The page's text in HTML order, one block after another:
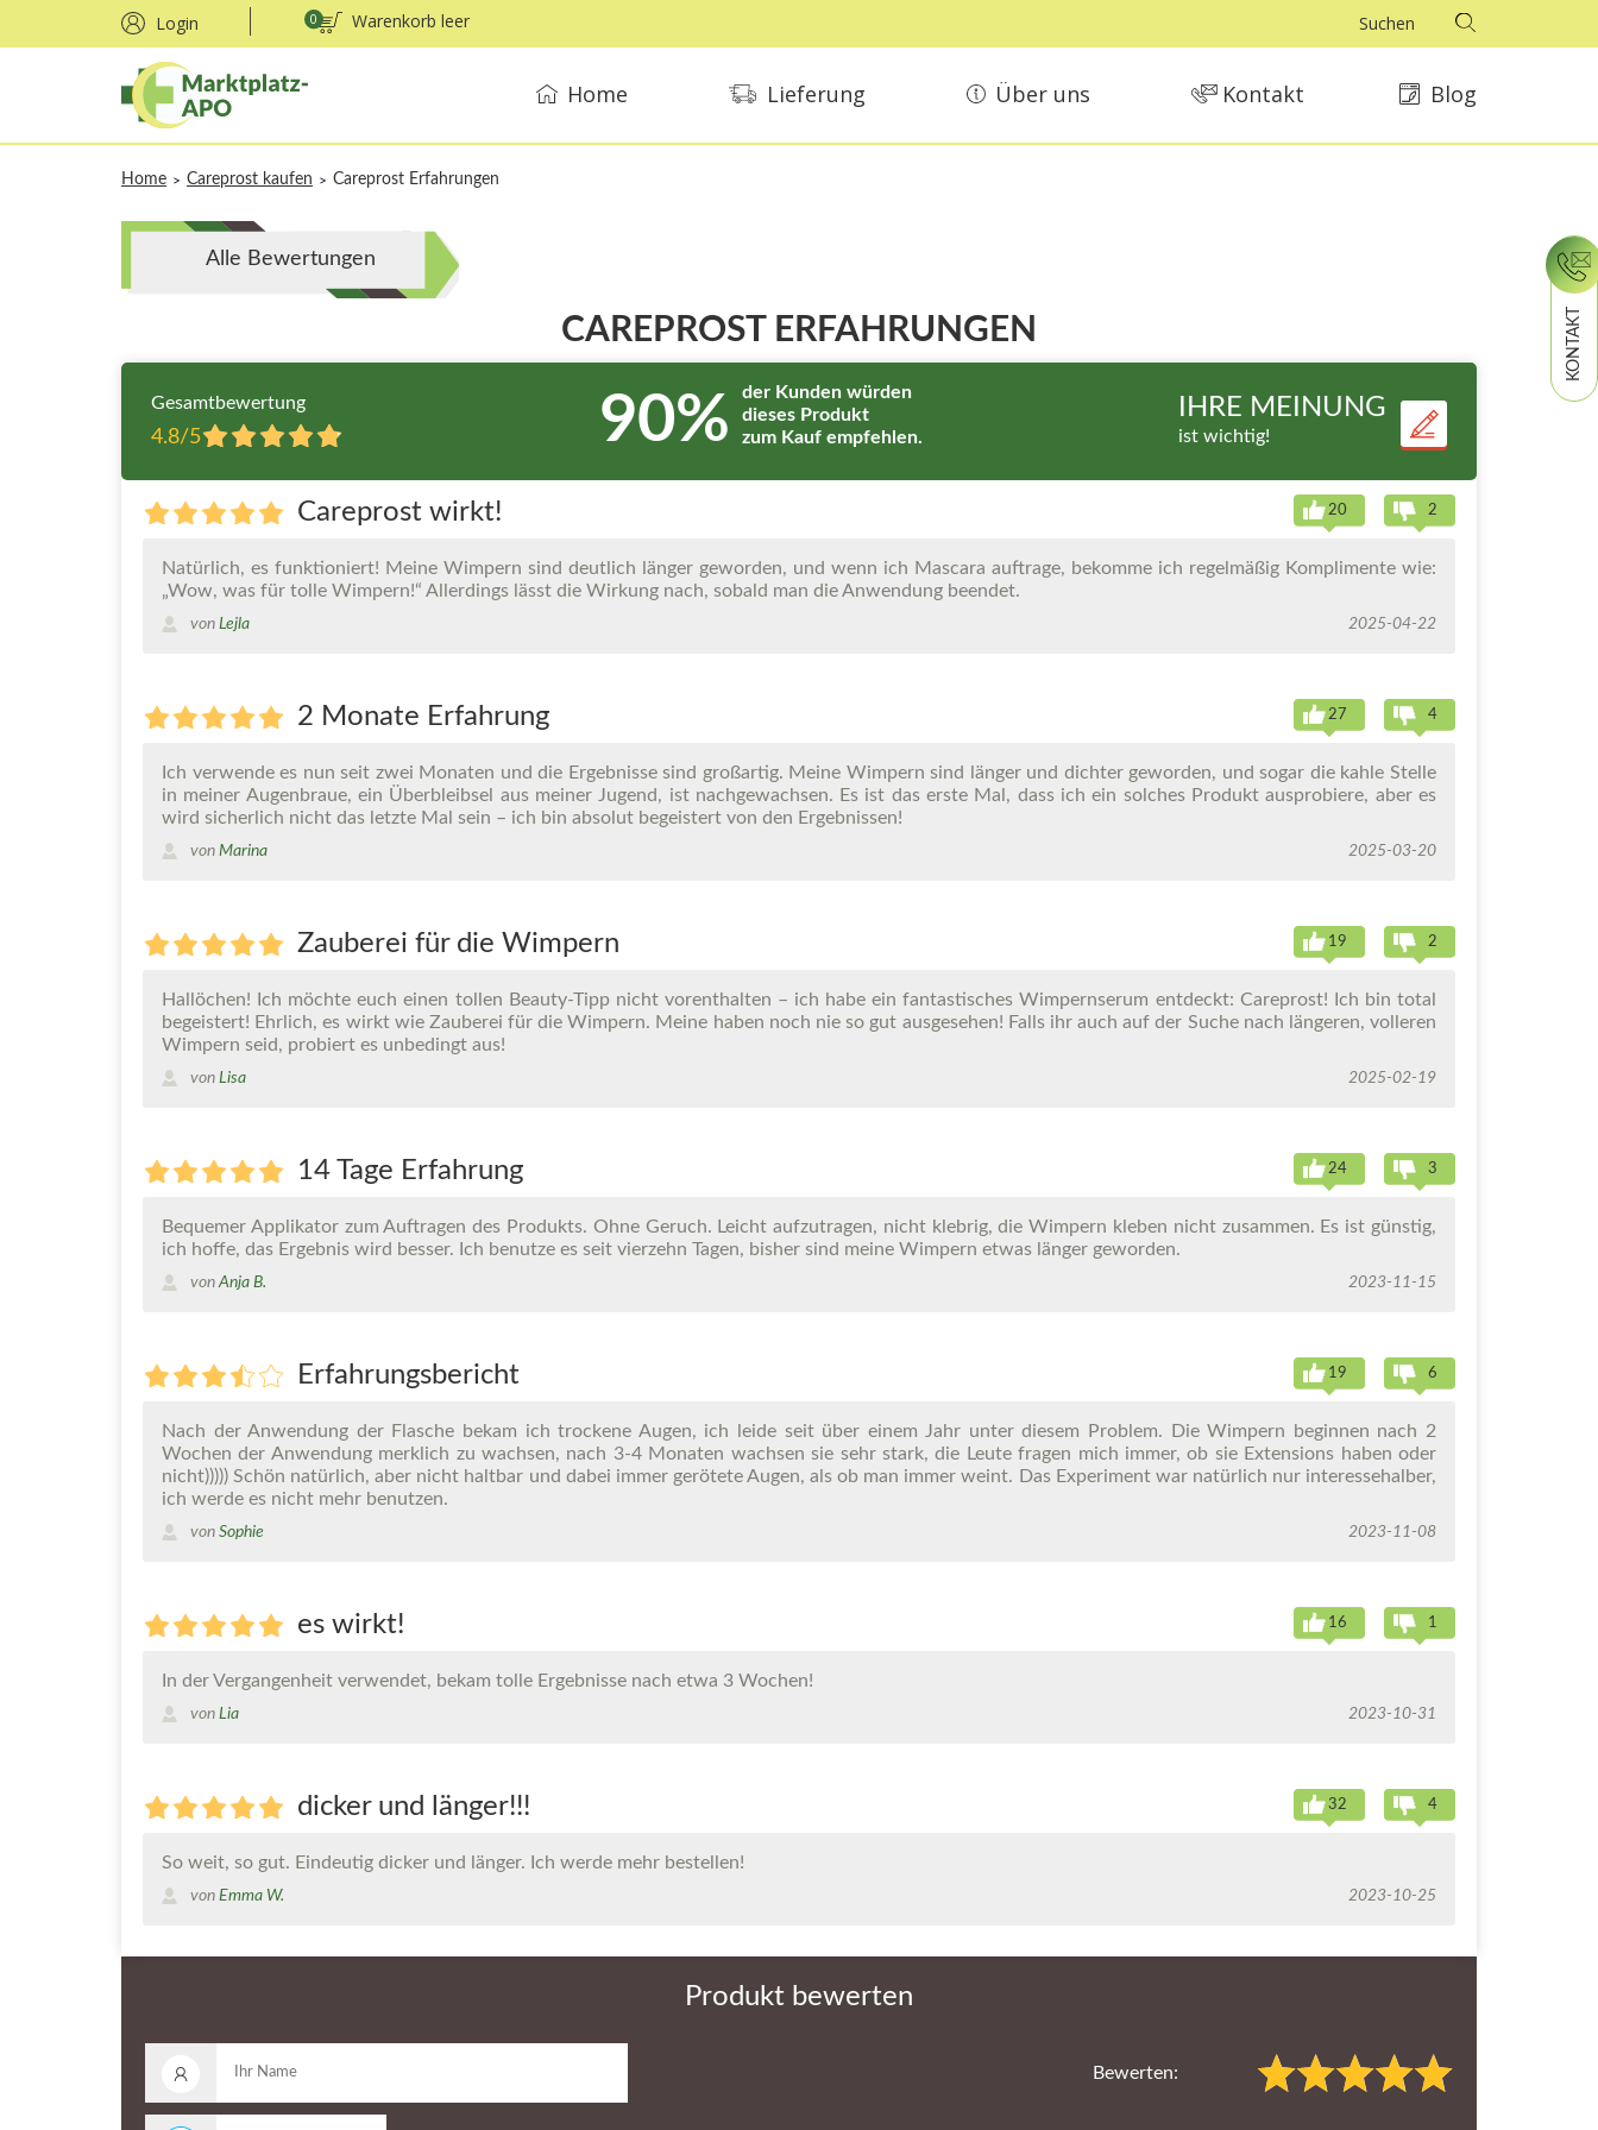
KONTAKT
Login 0 Warenkorb leer
Home Lieferung Über uns Kontakt Blog
Home > Careprost kaufen > Careprost Erfahrungen
Alle Bewertungen
CAREPROST ERFAHRUNGEN
Gesamtbewertung
4.8/5 90%
der Kunden würden
dieses Produkt
zum Kauf empfehlen.
IHRE MEINUNG
ist wichtig!
Careprost wirkt! 20 2
Natürlich, es funktioniert! Meine Wimpern sind deutlich länger geworden, und wenn ich Mascara auftrage, bekomme ich regelmäßig Komplimente wie:
„Wow, was für tolle Wimpern!“ Allerdings lässt die Wirkung nach, sobald man die Anwendung beendet.
von Lejla 2025-04-22
2 Monate Erfahrung 27 4
Ich verwende es nun seit zwei Monaten und die Ergebnisse sind großartig. Meine Wimpern sind länger und dichter geworden, und sogar die kahle Stelle
in meiner Augenbraue, ein Überbleibsel aus meiner Jugend, ist nachgewachsen. Es ist das erste Mal, dass ich ein solches Produkt ausprobiere, aber es
wird sicherlich nicht das letzte Mal sein – ich bin absolut begeistert von den Ergebnissen!
von Marina 2025-03-20
Zauberei für die Wimpern 19 2
Hallöchen! Ich möchte euch einen tollen Beauty-Tipp nicht vorenthalten – ich habe ein fantastisches Wimpernserum entdeckt: Careprost! Ich bin total
begeistert! Ehrlich, es wirkt wie Zauberei für die Wimpern. Meine haben noch nie so gut ausgesehen! Falls ihr auch auf der Suche nach längeren, volleren
Wimpern seid, probiert es unbedingt aus!
von Lisa 2025-02-19
14 Tage Erfahrung 24 3
Bequemer Applikator zum Auftragen des Produkts. Ohne Geruch. Leicht aufzutragen, nicht klebrig, die Wimpern kleben nicht zusammen. Es ist günstig,
ich hoffe, das Ergebnis wird besser. Ich benutze es seit vierzehn Tagen, bisher sind meine Wimpern etwas länger geworden.
vonAnja B. 2023-11-15
Erfahrungsbericht 19 6
Nach der Anwendung der Flasche bekam ich trockene Augen, ich leide seit über einem Jahr unter diesem Problem. Die Wimpern beginnen nach 2
Wochen der Anwendung merklich zu wachsen, nach 3-4 Monaten wachsen sie sehr stark, die Leute fragen mich immer, ob sie Extensions haben oder
nicht))))) Schön natürlich, aber nicht haltbar und dabei immer gerötete Augen, als ob man immer weint. Das Experiment war natürlich nur interessehalber,
ich werde es nicht mehr benutzen.
von Sophie 2023-11-08
es wirkt! 16 1
In der Vergangenheit verwendet, bekam tolle Ergebnisse nach etwa 3 Wochen!
von Lia 2023-10-31
dicker und länger!!! 32 4
So weit, so gut. Eindeutig dicker und länger. Ich werde mehr bestellen!
von Emma W. 2023-10-25
Produkt bewerten
Bewerten: